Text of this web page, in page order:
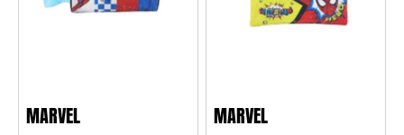
MARVEL MARVEL